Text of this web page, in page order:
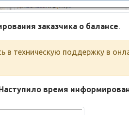
заказчика о балансе
в техническую поддержку в
время